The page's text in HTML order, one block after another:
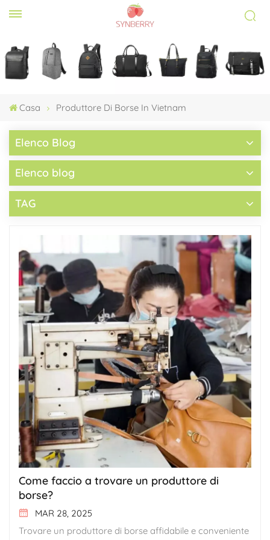
Casa Produttore Di Borse In Vietnam
Elenco Blog
Elenco blog
TAG
Come faccio a trovare un produttore di
borse?
MAR 28, 2025
Trovare un produttore di borse affidabile e conveniente